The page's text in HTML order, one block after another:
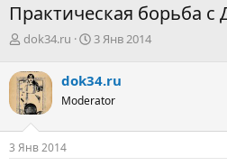
Практическая борьба с
А
т
о
р
т
е
м
dok34.ru
Д
а
н
ч
3 Янв 2014
dok34.ru
Moderator
3 Янв 2014